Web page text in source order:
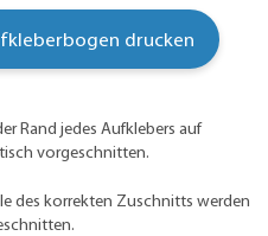
drucken
Rand jedes Aufklebers auf
vorgeschnitten.
des korrekten Zuschnitts werden